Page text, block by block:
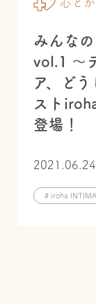
心と
みんな
vol.1 ～
ア、ど
スト
登場！
2021.06.24
# iroha